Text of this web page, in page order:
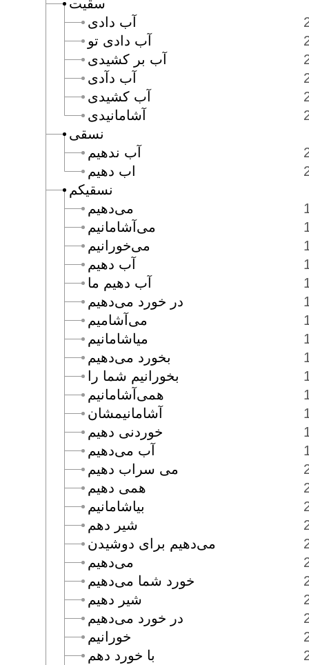
سقيت
نسقى
نسقيكم
آب دادى
آب دادى تو
آب بر كشيدى
آب دآدى
آب كشيدى
آشامانيدى
آب ندهيم
اب دهيم
مى‌دهيم
مى‌آشامانيم
مى‌خورانيم
آب دهيم
آب دهيم ما
در خورد مى‌دهيم
مى‌آشاميم
مياشامانيم
بخورد مى‌دهيم
بخورانيم شما را
همى‌آشامانيم
آشامانيمشان
خوردنى دهيم
آب مى‌دهيم
مى سراب دهيم
همى دهيم
بياشامانيم
شير دهم
مى‌دهيم براى دوشيدن
مى‌دهيم
خورد شما مى‌دهيم
شير دهيم
در خورد مى‌دهيم
خورانيم
با خورد دهم